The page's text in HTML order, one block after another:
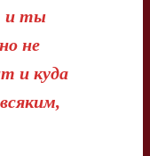
и ты
не
и куда